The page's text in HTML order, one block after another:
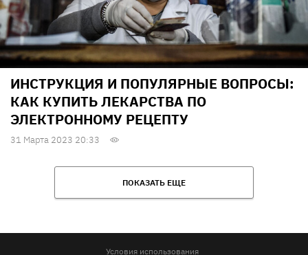
ИНСТРУКЦИЯ И ПОПУЛЯРНЫЕ ВОПРОСЫ:
КАК КУПИТЬ ЛЕКАРСТВА ПО
ЭЛЕКТРОННОМУ РЕЦЕПТУ
31 Марта 2023 20:33
ПОКАЗАТЬ ЕЩЕ
Условия использования